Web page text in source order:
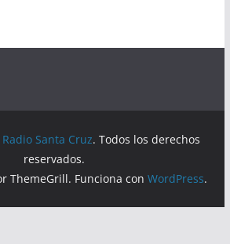
Radio Santa Cruz. Todos los derechos
reservados.
ThemeGrill. Funciona conWordPress.